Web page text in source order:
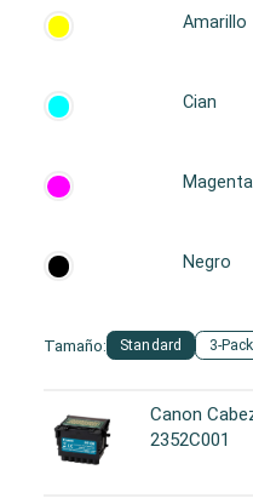
Tamaño: Standard 3-Pack
Amarillo
Cian
Magenta
Negro
Canon
2352C001